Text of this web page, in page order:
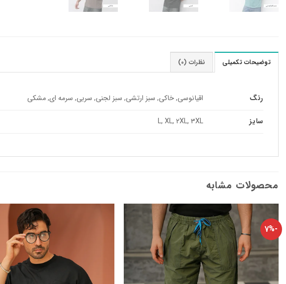
توضیحات تکمیلی نظرات (0)
رنگ اقیانوسی, خاکی, سبز ارتشی, سبز لجنی, سربی, سرمه ای, مشکی
سایز L, XL, 2XL, 3XL
محصولات مشابه
-7%